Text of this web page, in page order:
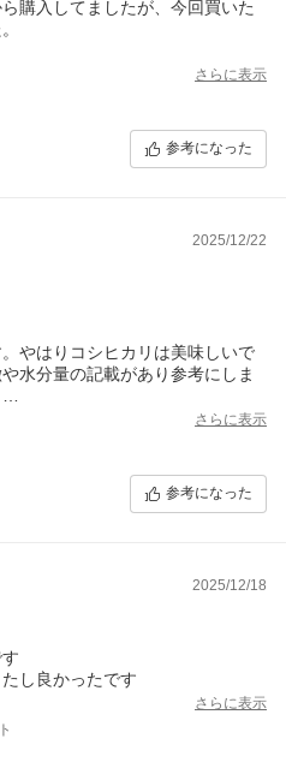
購入してましたが、今回買いた
さらに表示
参考になった
2025/12/22
やはりコシヒカリは美味しいで
水分量の記載があり参考にしま
ことができます。また次回もよ
さらに表示
参考になった
2025/12/18
し良かったです
さらに表示